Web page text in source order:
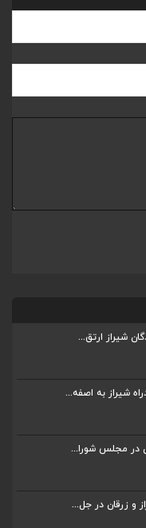
شیراز ارتق...
در مجلس شورا...
و زرقان در جل...